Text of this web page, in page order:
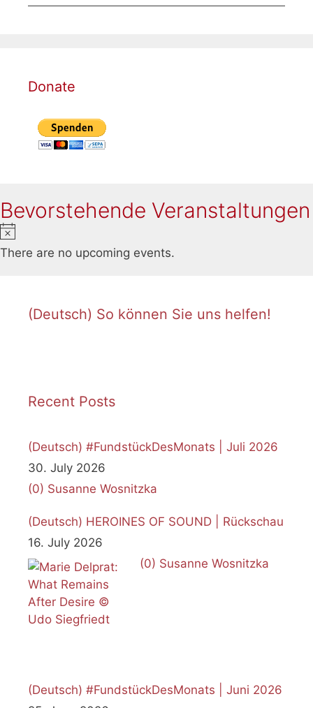
Donate
Bevorstehende Veranstaltungen
o
There are no upcoming events.
(Deutsch) So können Sie uns helfen!
Recent Posts
(Deutsch) #FundstückDesMonats | Juli 2026
30. July 2026
(0) Susanne Wosnitzka
(Deutsch) HEROINES OF SOUND | Rückschau
16. July 2026
(0) Susanne Wosnitzka
(Deutsch) #FundstückDesMonats | Juni 2026